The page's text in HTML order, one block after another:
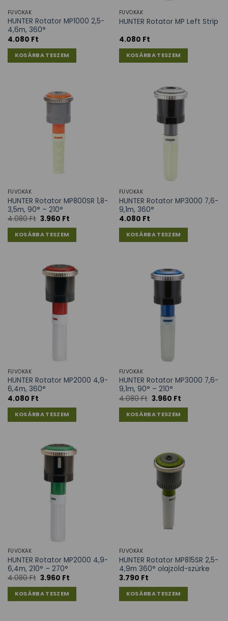
FÚVÓKÁK
HUNTER Rotator MP1000 2,5-
4,6m, 360°
4.080 Ft
KOSÁRBA TESZEM
FÚVÓKÁK
HUNTER Rotator MP Left Strip
4.080 Ft
KOSÁRBA TESZEM
FÚVÓKÁK
HUNTER Rotator MP800SR 1,8-
3,5m, 90° – 210°
4.080Ft 3.960 Ft
KOSÁRBA TESZEM
FÚVÓKÁK
HUNTER Rotator MP3000 7,6-
9,1m, 360°
4.080 Ft
KOSÁRBA TESZEM
FÚVÓKÁK
HUNTER Rotator MP2000 4,9-
6,4m, 360°
4.080 Ft
KOSÁRBA TESZEM
FÚVÓKÁK
HUNTER Rotator MP3000 7,6-
9,1m, 90° – 210°
4.080Ft 3.960 Ft
KOSÁRBA TESZEM
FÚVÓKÁK
HUNTER Rotator MP2000 4,9-
6,4m, 210° – 270°
4.080Ft 3.960 Ft
KOSÁRBA TESZEM
FÚVÓKÁK
HUNTER Rotator MP815SR 2,5-
4,9m 360° olajzöld-szürke
3.790 Ft
KOSÁRBA TESZEM